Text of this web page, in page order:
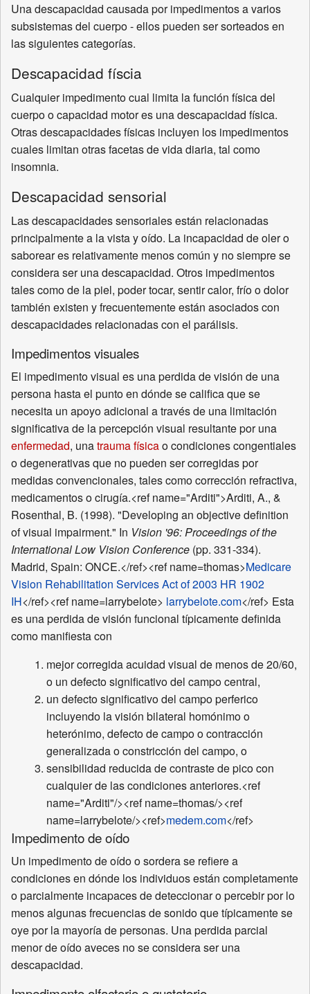
Una descapacidad causada por impedimentos a varios
subsistemas del cuerpo - ellos pueden ser sorteados en
las siguientes categorías.
Descapacidad físcia
Cualquier impedimento cual limita la función física del
cuerpo o capacidad motor es una descapacidad física.
Otras descapacidades físicas incluyen los impedimentos
cuales limitan otras facetas de vida diaria, tal como
insomnia.
Descapacidad sensorial
Las descapacidades sensoriales están relacionadas
principalmente a la vista y oído. La incapacidad de oler o
saborear es relativamente menos común y no siempre se
considera ser una descapacidad. Otros impedimentos
tales como de la piel, poder tocar, sentir calor, frío o dolor
también existen y frecuentemente están asociados con
descapacidades relacionadas con el parálisis.
Impedimentos visuales
El impedimento visual es una perdida de visión de una
persona hasta el punto en dónde se califica que se
necesita un apoyo adicional a través de una limitación
significativa de la percepción visual resultante por una
enfermedad, unatrauma físicao condiciones congentiales
o degenerativas que no pueden ser corregidas por
medidas convencionales, tales como corrección refractiva,
medicamentos o cirugía.<ref name="Arditi">Arditi, A., &
Rosenthal, B. (1998). "Developing an objective definition
of visual impairment." In Vision '96: Proceedings of the
International Low Vision Conference (pp. 331-334).
Madrid, Spain: ONCE.</ref><ref name=thomas>Medicare
Vision Rehabilitation Services Act of 2003 HR 1902
IH</ref><ref name=larrybelote> larrybelote.com</ref> Esta
es una perdida de visión funcional típicamente definida
como manifiesta con
mejor corregida acuidad visual de menos de 20/60,
o un defecto significativo del campo central,
un defecto significativo del campo perferico
incluyendo la visión bilateral homónimo o
heterónimo, defecto de campo o contracción
generalizada o constricción del campo, o
sensibilidad reducida de contraste de pico con
cualquier de las condiciones anteriores.<ref
name="Arditi"/><ref name=thomas/><ref
name=larrybelote/><ref>medem.com</ref>
Impedimento de oído
Un impedimento de oído o sordera se refiere a
condiciones en dónde los individuos están completamente
o parcialmente incapaces de deteccionar o percebir por lo
menos algunas frecuencias de sonido que típicamente se
oye por la mayoría de personas. Una perdida parcial
menor de oído aveces no se considera ser una
descapacidad.